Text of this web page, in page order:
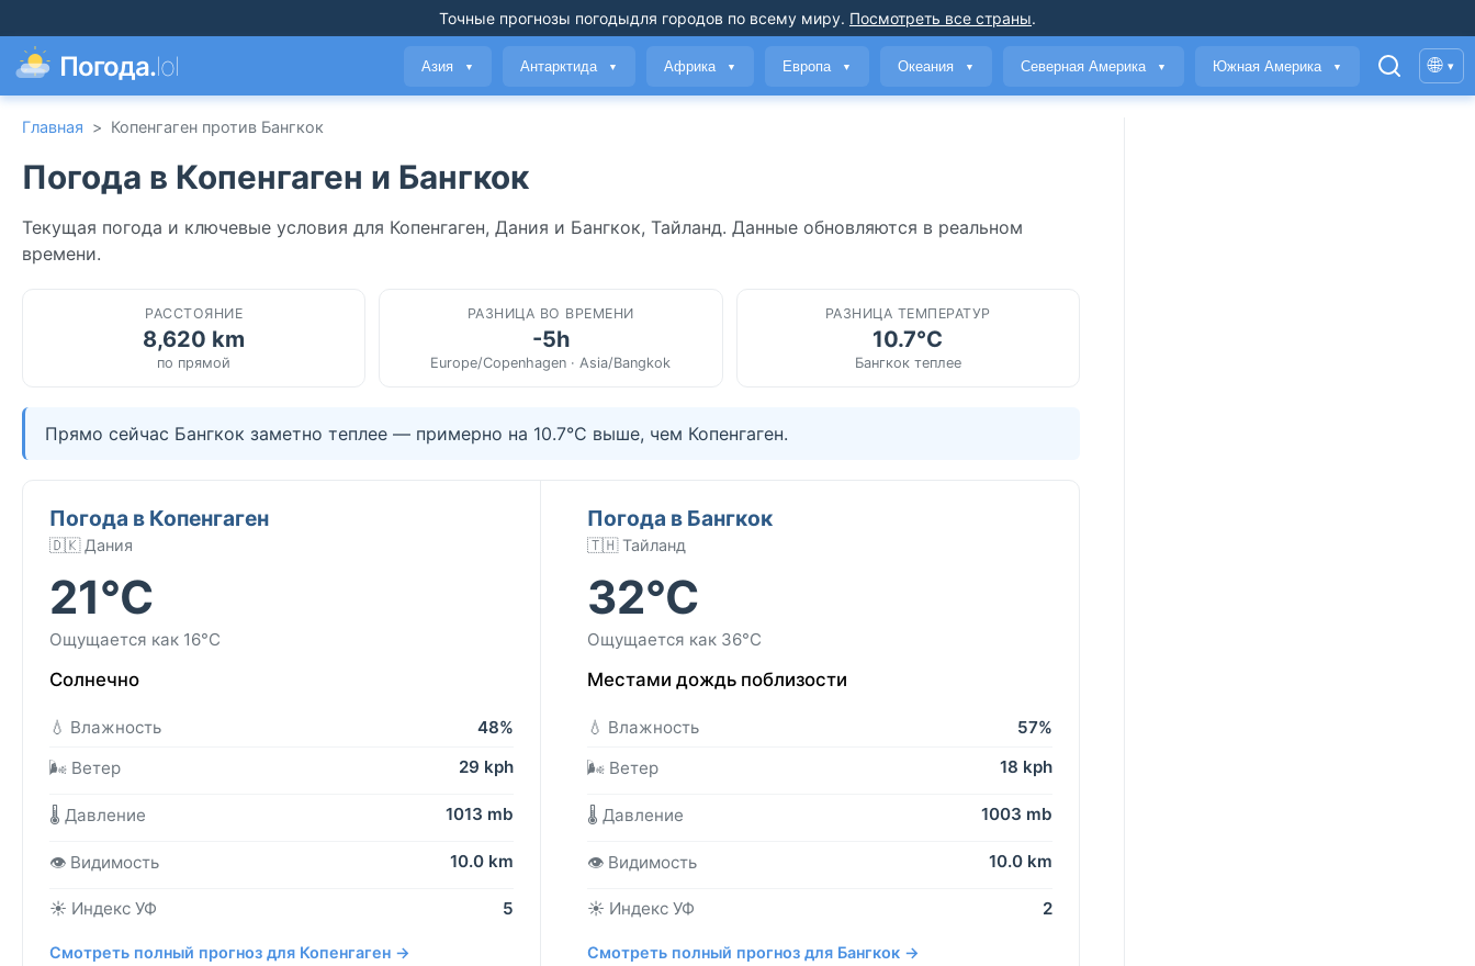
Точные прогнозы погодыдля городов по всему миру. Посмотреть все страны.
Погода.lol Азия ▼ Антарктида ▼ Африка ▼ Европа ▼ Океания ▼ Северная Америка ▼ Южная Америка ▼ 🌐 ▾
Главная > Копенгаген против Бангкок
Погода в Копенгаген и Бангкок
Текущая погода и ключевые условия для Копенгаген, Дания и Бангкок, Тайланд. Данные обновляются в реальном
времени.
РАССТОЯНИЕ
8,620 km
по прямой
РАЗНИЦА ВО ВРЕМЕНИ
-5h
Europe/Copenhagen · Asia/Bangkok
РАЗНИЦА ТЕМПЕРАТУР
10.7°C
Бангкок теплее
Прямо сейчас Бангкок заметно теплее — примерно на 10.7°C выше, чем Копенгаген.
Погода в Копенгаген
🇩🇰 Дания
21°C
Ощущается как 16°C
Солнечно
💧 Влажность
48%
🌬️ Ветер
29 kph
🌡️ Давление 1013 mb
👁️ Видимость 10.0 km
☀️ Индекс УФ 5
Смотреть полный прогноз для Копенгаген →
Погода в Бангкок
🇹🇭 Тайланд
32°C
Ощущается как 36°C
Местами дождь поблизости
💧 Влажность
57%
🌬️ Ветер
18 kph
🌡️ Давление 1003 mb
👁️ Видимость 10.0 km
☀️ Индекс УФ 2
Смотреть полный прогноз для Бангкок →